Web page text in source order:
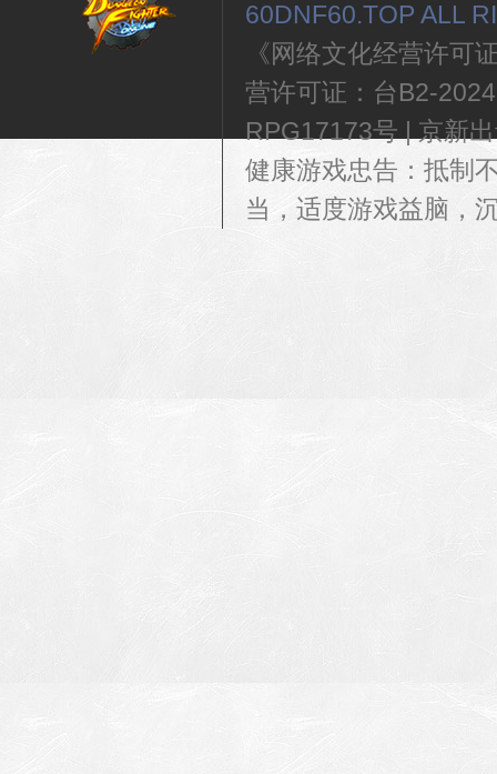
60DNF60.TOP ALL
《网络文化经营许可
营许可证：台B2-
RPG17173号 | 京新
健康游戏忠告：抵制
当，适度游戏益脑，